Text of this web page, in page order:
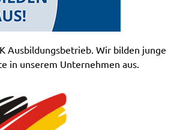
Ausbildungsbetrieb. Wir bilden junge
in unserem Unternehmen aus.